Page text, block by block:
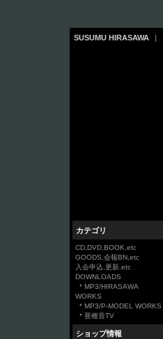
SUSUMU HIRASAWA |
カテゴリ
CD,DVD,BOOK,etc
GOODS,会報BN,etc
入会申込,更新,etc
DOWNLOADS
* MP3/HIRASAWA
WORKS
* MP3/P-MODEL WORKS
* 亜種音TV
ショップ情報